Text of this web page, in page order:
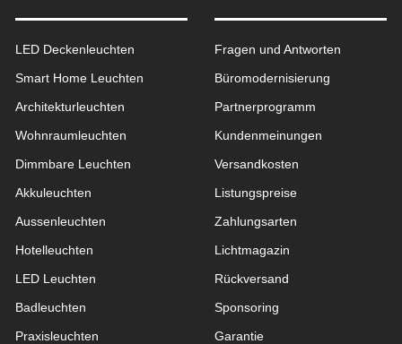
LED Deckenleuchten
Smart Home Leuchten
Architekturleuchten
Wohnraum­leuchten
Dimmbare Leuchten
Akkuleuchten
Aussen­leuchten
Hotelleuchten
LED Leuchten
Badleuchten
Praxisleuchten
Fragen und Antworten
Büromodernisierung
Partnerprogramm
Kundenmeinungen
Versandkosten
Listungspreise
Zahlungsarten
Lichtmagazin
Rückversand
Sponsoring
Garantie